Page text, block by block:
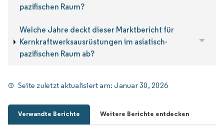
pazifischen Raum?
Welche Jahre deckt dieser Marktbericht für
Kernkraftwerksausrüstungen im asiatisch-
pazifischen Raum ab?
Seite zuletzt aktualisiert am:Januar 30, 2026
Verwandte Berichte Weitere Berichte entdecken